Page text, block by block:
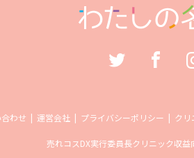
わせ 運営会社 プライバシーポリシー クリ
売れコスDX実行委員長クリニック収益